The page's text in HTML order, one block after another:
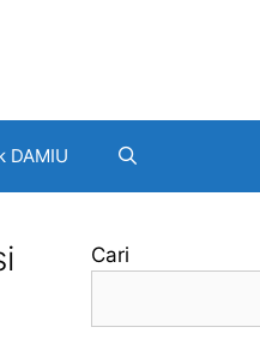
DAMIU
Cari